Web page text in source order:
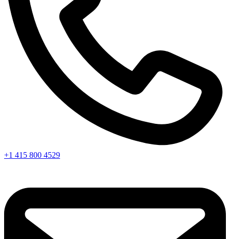
+1 415 800 4529